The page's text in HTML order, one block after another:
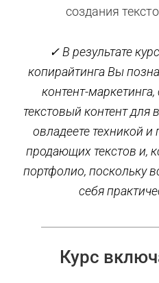
создания
✓ В результате
копирайтинга Вы
контент-
текстовый контент для
овладеете техникой
продающих текстов и,
портфолио, поскольку
себя
Курс